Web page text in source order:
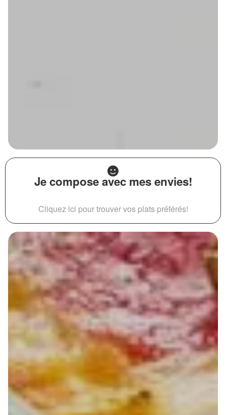
Je compose avec mes envies!
Cliquez ici pour trouver vos plats préférés!